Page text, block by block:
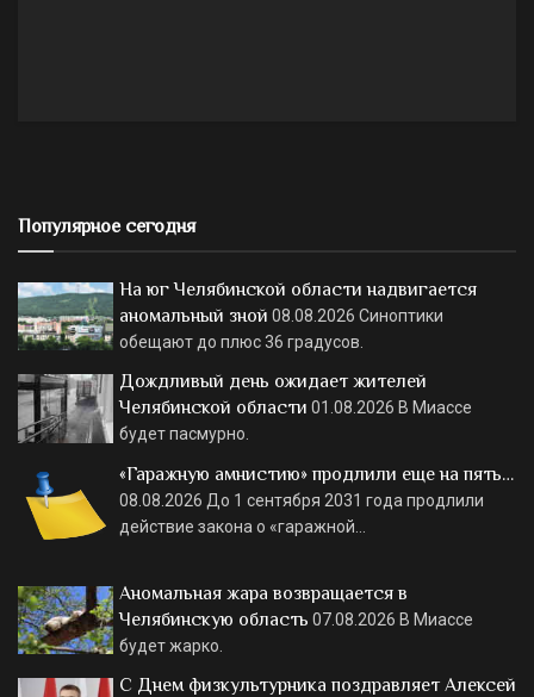
Популярное сегодня
На юг Челябинской области надвигается
аномальный зной 08.08.2026 Синоптики
обещают до плюс 36 градусов.
Дождливый день ожидает жителей
Челябинской области 01.08.2026 В Миассе
будет пасмурно.
«Гаражную амнистию» продлили еще на пять…
08.08.2026 До 1 сентября 2031 года продлили
действие закона о «гаражной…
Аномальная жара возвращается в
Челябинскую область 07.08.2026 В Миассе
будет жарко.
С Днем физкультурника поздравляет Алексей